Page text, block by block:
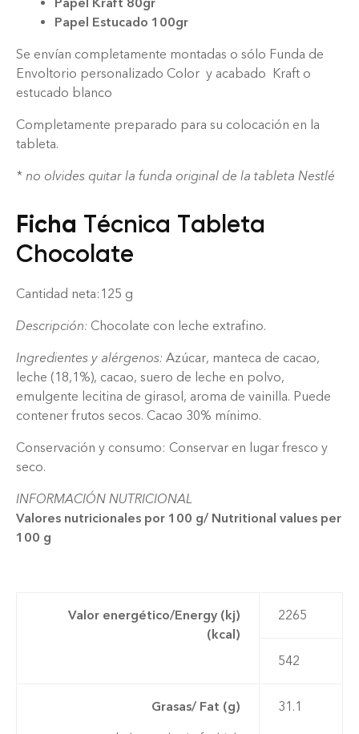
Papel Estucado 100gr
Se envían completamente montadas o sólo Funda de
Envoltorio personalizado Color y acabado Kraft o
estucado blanco
Completamente preparado para su colocación en la
tableta.
* no olvides quitar la funda original de la tableta Nestlé
Ficha Técnica Tableta
Chocolate
Cantidad neta:125 g
Descripción: Chocolate con leche extrafino.
Ingredientes y alérgenos: Azúcar, manteca de cacao,
leche (18,1%), cacao, suero de leche en polvo,
emulgente lecitina de girasol, aroma de vainilla. Puede
contener frutos secos. Cacao 30% mínimo.
Conservación y consumo: Conservar en lugar fresco y
seco.
INFORMACIÓN NUTRICIONAL
Valores nutricionales por 100 g/ Nutritional values per
100 g
Valor energético/Energy (kj)
(kcal)
2265
542
Grasas/ Fat (g) 31.1